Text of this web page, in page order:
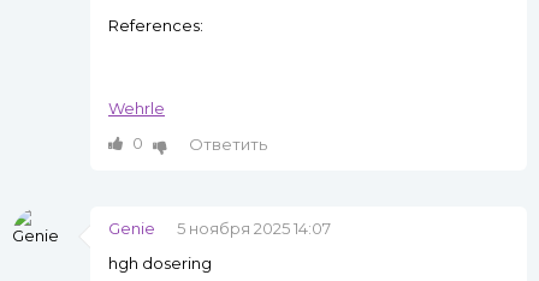
References:
Wehrle
0
Ответить
Genie
5 ноября 2025 14:07
hgh dosering